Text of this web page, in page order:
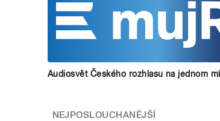
Audiosvět Českého rozhlasu na jednom
NEJPOSLOUCHANĚJŠÍ